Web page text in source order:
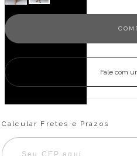
Fale com
Entregas para o CEP:
Calcular Fretes e Prazos